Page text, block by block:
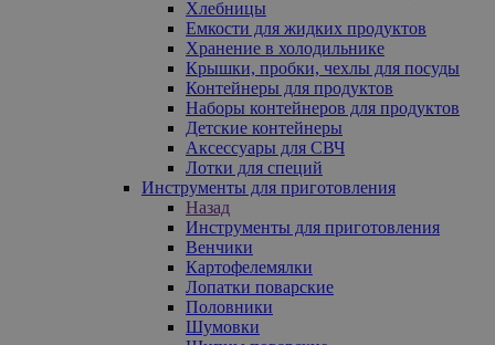
Хлебницы
Емкости для жидких продуктов
Хранение в холодильнике
Крышки, пробки, чехлы для посуды
Контейнеры для продуктов
Наборы контейнеров для продуктов
Детские контейнеры
Аксессуары для СВЧ
Лотки для специй
Инструменты для приготовления
Назад
Инструменты для приготовления
Венчики
Картофелемялки
Лопатки поварские
Половники
Шумовки